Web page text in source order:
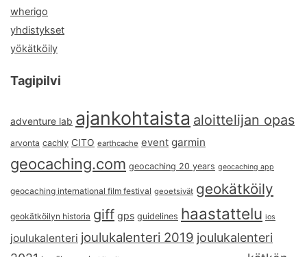
wherigo
yhdistykset
yökätköily
Tagipilvi
adventure lab ajankohtaista aloittelijan opas
arvonta cachly CITO earthcache event garmin
geocaching.com geocaching 20 years geocaching app
geocaching international film festival geoetsivät geokätköily
geokätköilyn historia giff gps guidelines haastattelu ios
joulukalenteri joulukalenteri 2019 joulukalenteri